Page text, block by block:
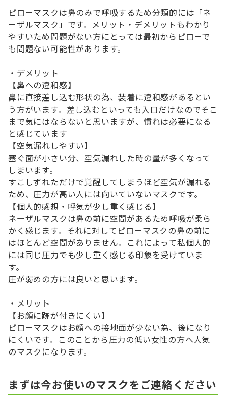
ピローマスクは鼻のみで呼吸するため分類的には「ネ
ーザルマスク」です。メリット・デメリットもわかり
やすいため問題がない方にとっては最初からピローで
も問題ない可能性があります。
・デメリット
【鼻への違和感】
鼻に直接差し込む形状の為、装着に違和感があるとい
う方がいます。差し込むといっても入口だけなのでそこ
まで気にはならないと思いますが、慣れは必要になる
と感じています
【空気漏れしやすい】
塞ぐ面が小さい分、空気漏れした時の量が多くなって
しまいます。
すこしずれただけで覚醒してしまうほど空気が漏れる
ため、圧力が高い人には向いていないマスクです。
【個人的感想・呼気が少し重く感じる】
ネーザルマスクは鼻の前に空間があるため呼吸が柔ら
かく感じます。それに対してピローマスクの鼻の前に
はほとんど空間がありません。これによって私個人的
には同じ圧力でも少し重く感じる印象を受けていま
す。
圧が弱めの方には良いと思います。
・メリット
【お顔に跡が付きにくい】
ピローマスクはお顔への接地面が少ない為、後になり
にくいです。このことから圧力の低い女性の方へ人気
のマスクになります。
まずは今お使いのマスクをご連絡ください